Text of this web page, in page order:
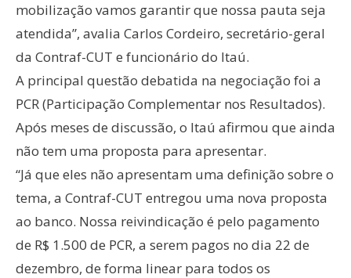
mobilização vamos garantir que nossa pauta seja
atendida”, avalia Carlos Cordeiro, secretário-geral
da Contraf-CUT e funcionário do Itaú.
A principal questão debatida na negociação foi a
PCR (Participação Complementar nos Resultados).
Após meses de discussão, o Itaú afirmou que ainda
não tem uma proposta para apresentar.
“Já que eles não apresentam uma definição sobre o
tema, a Contraf-CUT entregou uma nova proposta
ao banco. Nossa reivindicação é pelo pagamento
de R$ 1.500 de PCR, a serem pagos no dia 22 de
dezembro, de forma linear para todos os